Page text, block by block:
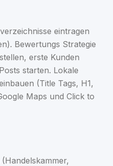
eintragen
Bewertungs Strategie
erste Kunden
starten. Lokale
(Title Tags, H1,
Maps und Click to